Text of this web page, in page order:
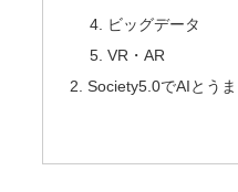
ビッグデータ
VR・AR
Society5.0でAIとう